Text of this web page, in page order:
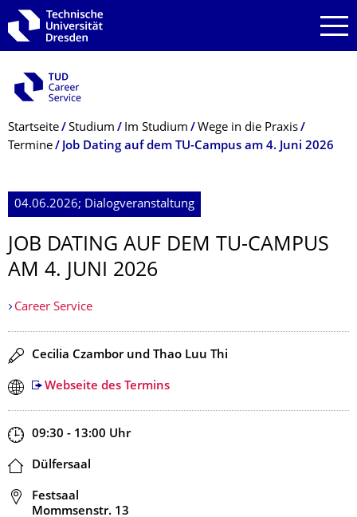
Zur Hauptnavigation springen
Zur Suche springen
Zum Inhalt springen
Breadcrumb-Menü
Startseite Studium Im Studium
Wege in die Praxis
Termine
Job Dating auf dem TU-Campus am 4. Juni 2026
04.06.2026; Dialogveranstaltung
JOB DATING AUF DEM TU-CAMPUS
AM 4. JUNI 2026
Career Service
Redner
Cecilia Czambor und Thao Luu Thi
Webseite des Termins
Zeit
09:30 - 13:00 Uhr
Ort
Dülfersaal
Adresse
Festsaal
Mommsenstr. 13